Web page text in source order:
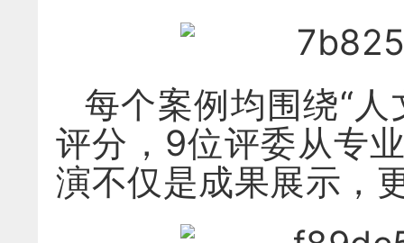
每个案例均围绕“
评分，9位评委从专
演不仅是成果展示，